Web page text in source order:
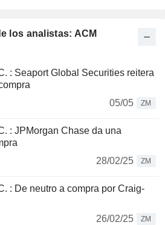
los analistas: ACM
: Seaport Global Securities reitera
05/05
ZM
: JPMorgan Chase da una
28/02/25
ZM
: De neutro a compra por Craig-
26/02/25
ZM